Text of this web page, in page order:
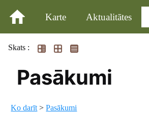
Karte Aktualitātes
Skats :
Pasākumi
Ko darīt >Pasākumi